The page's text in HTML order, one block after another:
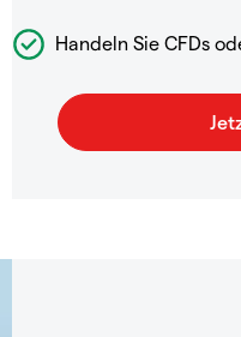
Handeln Sie CFDs